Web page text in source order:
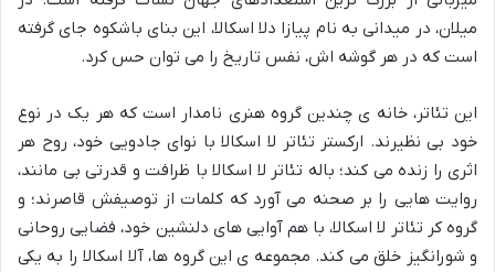
میلان، در میدانی به نام پیازا دلا اسکالا، این بنای باشکوه جای گرفته
است که در هر گوشه اش، نفس تاریخ را می توان حس کرد.
این تئاتر، خانه ی چندین گروه هنری نامدار است که هر یک در نوع
خود بی نظیرند. ارکستر تئاتر لا اسکالا با نوای جادویی خود، روح هر
اثری را زنده می کند؛ باله تئاتر لا اسکالا با ظرافت و قدرتی بی مانند،
روایت هایی را بر صحنه می آورد که کلمات از توصیفش قاصرند؛ و
گروه کر تئاتر لا اسکالا، با هم آوایی های دلنشین خود، فضایی روحانی
و شورانگیز خلق می کند. مجموعه ی این گروه ها، آلا اسکالا را به یکی